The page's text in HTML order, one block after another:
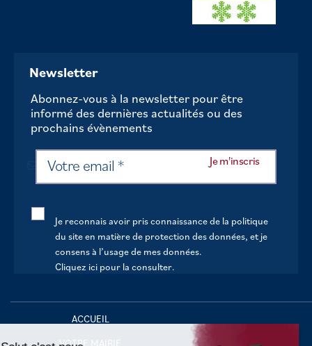
Newsletter
Abonnez-vous à la newsletter pour être
informé des dernières actualités ou des
prochains évènements
Je reconnais avoir pris connaissance de la politique
du site en matière de protection des données, et je
consens à l’usage de mes données.
Cliquez ici pour la consulter.
ACCUEIL
VOTRE MAIRIE